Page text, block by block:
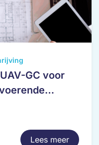
GC voor
Lees meer